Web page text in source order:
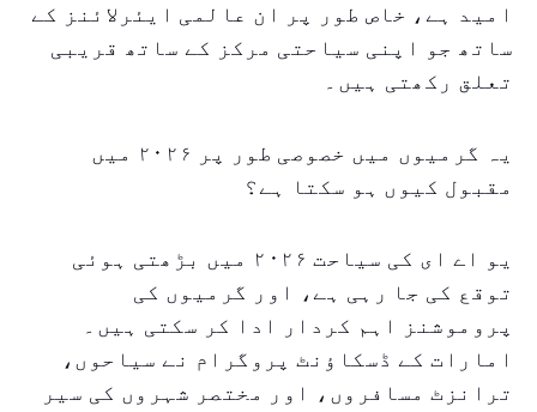
امید ہے، خاص طور پر ان عالمی ایئرلائنز کے
ساتھ جو اپنی سیاحتی مرکز کے ساتھ قریبی
تعلق رکھتی ہیں۔
یہ گرمیوں میں خصوصی طور پر ۲۰۲۶ میں
مقبول کیوں ہو سکتا ہے؟
یو اے ای کی سیاحت ۲۰۲۶ میں بڑھتی ہوئی
توقع کی جا رہی ہے، اور گرمیوں کی
پروموشنز اہم کردار ادا کر سکتی ہیں۔
امارات کے ڈسکاؤنٹ پروگرام نے سیاحوں،
ترانزٹ مسافروں، اور مختصر شہروں کی سیر